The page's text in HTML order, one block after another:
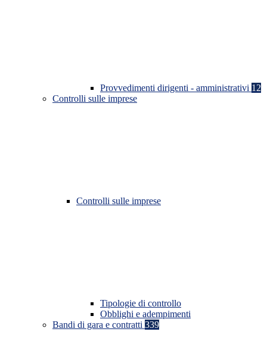
Provvedimenti dirigenti - amministrativi 12
Controlli sulle imprese
Controlli sulle imprese
Tipologie di controllo
Obblighi e adempimenti
Bandi di gara e contratti 339